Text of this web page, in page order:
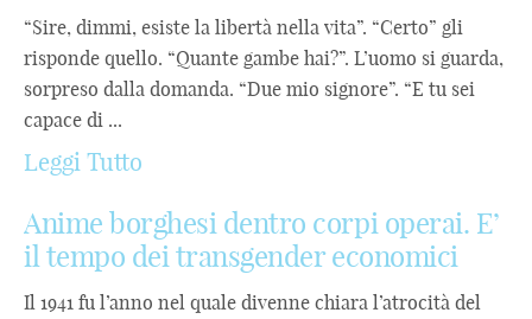
“Sire, dimmi, esiste la libertà nella vita”. “Certo” gli
risponde quello. “Quante gambe hai?”. L’uomo si guarda,
sorpreso dalla domanda. “Due mio signore”. “E tu sei
capace di ...
Leggi Tutto
Anime borghesi dentro corpi operai. E’
il tempo dei transgender economici
Il 1941 fu l’anno nel quale divenne chiara l’atrocità del